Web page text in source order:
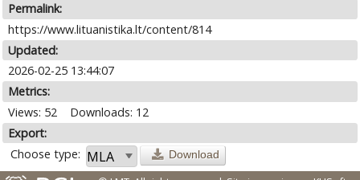
Permalink:
https://www.lituanistika.lt/content/814
Updated:
2026-02-25 13:44:07
Metrics:
Views: 52
Downloads: 12
Export:
Choose type:
Download